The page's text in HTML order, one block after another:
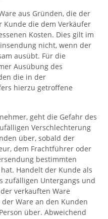
aus Gründen, die der
die dem Verkäufer
Kosten. Dies gilt im
nicht, wenn der
ausübt. Für die
Ausübung des
die in der
hierzu getroffene
geht die Gefahr des
Verschlechterung
über, sobald der
dem Frachtführer oder
bestimmten
Handelt der Kunde als
zufälligen Untergangs und
verkauften Ware
Ware an den Kunden
über. Abweichend